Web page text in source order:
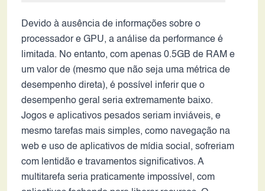
Devido à ausência de informações sobre o
processador e GPU, a análise da performance é
limitada. No entanto, com apenas 0.5GB de RAM e
um valor de (mesmo que não seja uma métrica de
desempenho direta), é possível inferir que o
desempenho geral seria extremamente baixo.
Jogos e aplicativos pesados seriam inviáveis, e
mesmo tarefas mais simples, como navegação na
web e uso de aplicativos de mídia social, sofreriam
com lentidão e travamentos significativos. A
multitarefa seria praticamente impossível, com